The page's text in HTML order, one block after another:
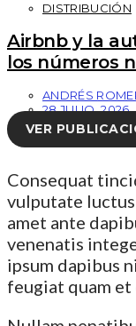
DISTRIBUCIÓN
Airbnb y la
los números
ANDRÉS
28 JULIO, 2026
VER
Consequat
vulputate
amet ante
venenatis
ipsum dapibus
feugiat quam et